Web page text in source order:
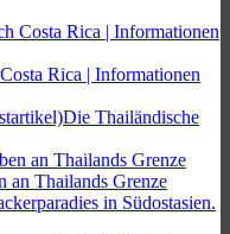
Rica | Informationen
Die Thailändische
an Thailands Grenze